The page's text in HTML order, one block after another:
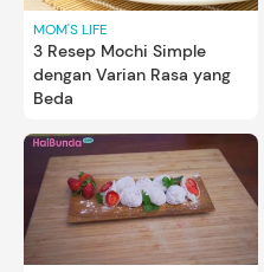
MOM'S LIFE
3 Resep Mochi Simple
dengan Varian Rasa yang
Beda